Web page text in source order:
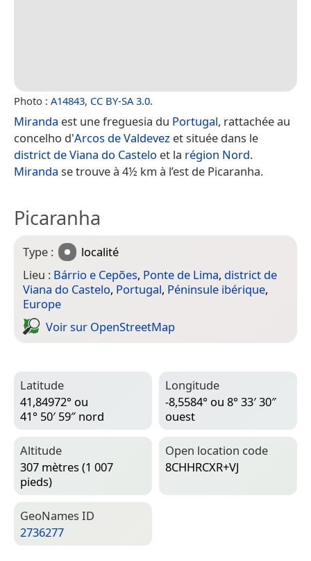
Photo : A14843, CC BY-SA 3.0.
Miranda est une freguesia du Portugal, rattachée au
concelho d'Arcos de Valdevez et située dans le
district de Viana do Castelo et la région Nord.
Miranda se trouve à 4½ km à l’est de Picaranha.
Picaranha
Type :
localité
Lieu : Bárrio e Cepões, Ponte de Lima, district de
Viana do Castelo, Portugal, Péninsule ibérique,
Europe
Voir sur Open­Street­Map
Latitude
41,84972° ou
41° 50′ 59″ nord
Longitude
-8,5584° ou 8° 33′ 30″
ouest
Altitude
307 mètres (1 007
pieds)
Open location code
8CHHRCXR+VJ
Geo­Names ID
2736277